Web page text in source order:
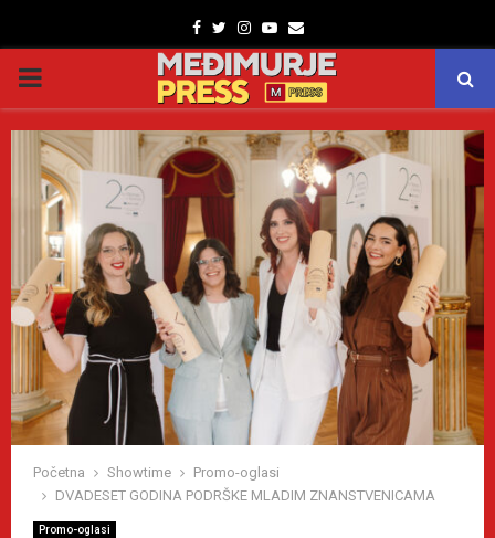
Facebook
TwitterInstagram
Youtube
Email
PRIMARY
MENU
Početna Showtime
Promo-oglasi
DVADESET GODINA PODRŠKE MLADIM ZNANSTVENICAMA
Promo-oglasi